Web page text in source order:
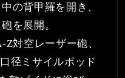
の背甲羅を開き、
を展開。
対空レーザー砲、
径ミサイルポッド